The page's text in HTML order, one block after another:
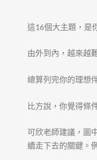
這16個大主題，是
由外到內，越來越
總算列完你的理想
比方說，你覺得條
可欣老師建議，圖
續走下去的關鍵。